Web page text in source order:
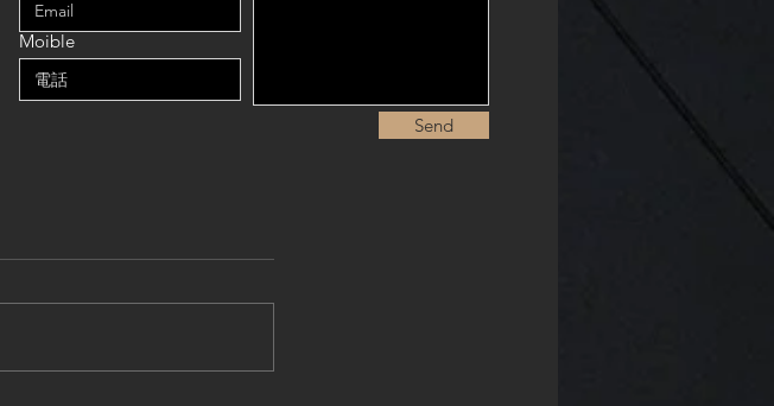
Moible
Send